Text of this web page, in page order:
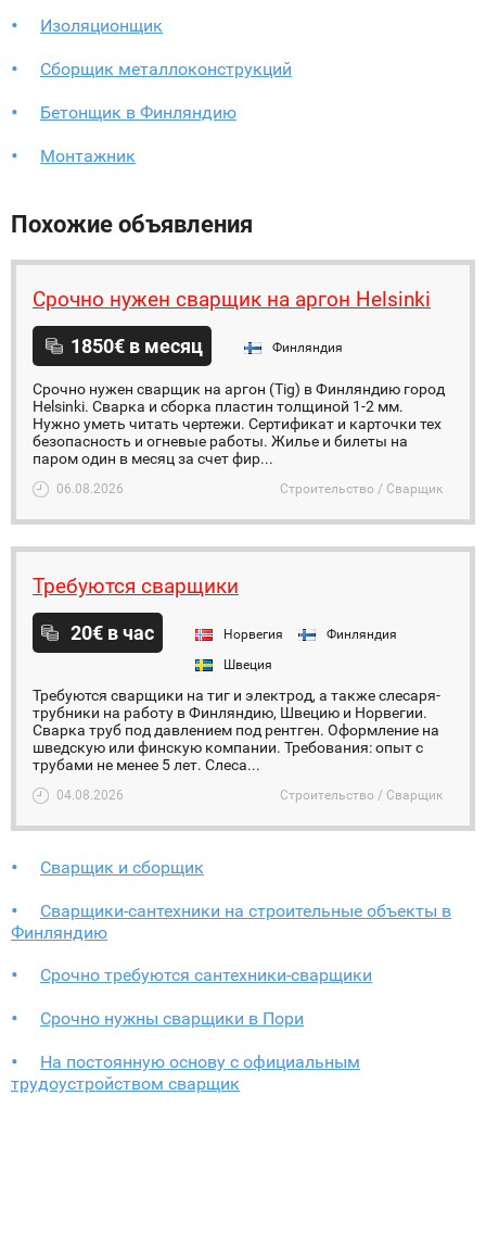
Изоляционщик
Сборщик металлоконструкций
Бетонщик в Финляндию
Монтажник
Похожие объявления
Срочно нужен сварщик на аргон Helsinki
1850€ в месяц Финляндия
Срочно нужен сварщик на аргон (Tig) в Финляндию город
Helsinki. Сварка и сборка пластин толщиной 1-2 мм.
Нужно уметь читать чертежи. Сертификат и карточки тех
безопасность и огневые работы. Жилье и билеты на
паром один в месяц за счет фир...
06.08.2026 Строительство / Сварщик
Требуются сварщики
20€ в час Норвегия
Финляндия
Швеция
Требуются сварщики на тиг и электрод, а также слесаря-
трубники на работу в Финляндию, Швецию и Норвегии.
Сварка труб под давлением под рентген. Оформление на
шведскую или финскую компании. Требования: опыт с
трубами не менее 5 лет. Слеса...
04.08.2026 Строительство / Сварщик
Сварщик и сборщик
Сварщики-сантехники на строительные объекты в
Финляндию
Срочно требуются сантехники-сварщики
Срочно нужны сварщики в Пори
На постоянную основу с официальным
трудоустройством сварщик